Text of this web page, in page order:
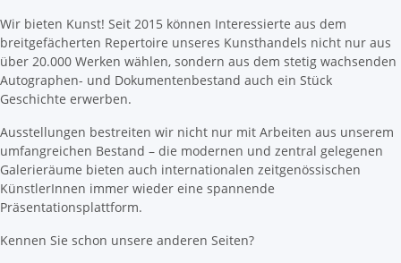
Wir bieten Kunst! Seit 2015 können Interessierte aus dem
breitgefächerten Repertoire unseres Kunsthandels nicht nur aus
über 20.000 Werken wählen, sondern aus dem stetig wachsenden
Autographen- und Dokumentenbestand auch ein Stück
Geschichte erwerben.
Ausstellungen bestreiten wir nicht nur mit Arbeiten aus unserem
umfangreichen Bestand – die modernen und zentral gelegenen
Galerieräume bieten auch internationalen zeitgenössischen
KünstlerInnen immer wieder eine spannende
Präsentationsplattform.
Kennen Sie schon unsere anderen Seiten?